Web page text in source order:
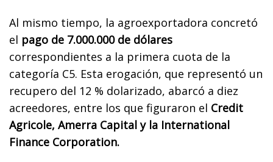
Al mismo tiempo, la agroexportadora concretó
el pago de 7.000.000 de dólares
correspondientes a la primera cuota de la
categoría C5. Esta erogación, que representó un
recupero del 12 % dolarizado, abarcó a diez
acreedores, entre los que figuraron el Credit
Agricole, Amerra Capital y la International
Finance Corporation.